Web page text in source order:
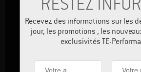
RESTEZ
Recevez des informations sur les
jour, les promotions , les
exclusivités TE-